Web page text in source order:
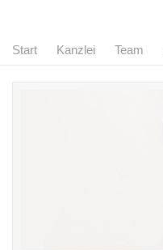
Start Kanzlei Team